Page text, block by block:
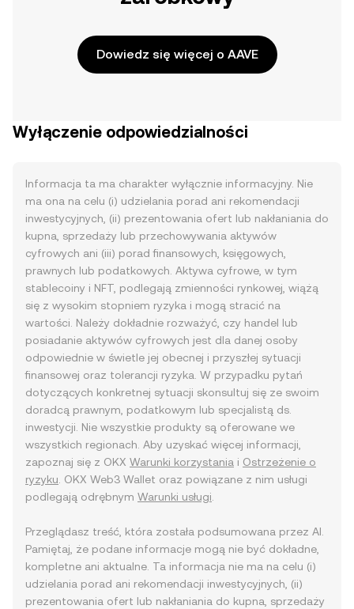
Dowiedz się więcej o AAVE
Wyłączenie odpowiedzialności
Informacja ta ma charakter wyłącznie informacyjny. Nie
ma ona na celu (i) udzielania porad ani rekomendacji
inwestycyjnych, (ii) prezentowania ofert lub nakłaniania do
kupna, sprzedaży lub przechowywania aktywów
cyfrowych ani (iii) porad finansowych, księgowych,
prawnych lub podatkowych. Aktywa cyfrowe, w tym
stablecoiny i NFT, podlegają zmienności rynkowej, wiążą
się z wysokim stopniem ryzyka i mogą stracić na
wartości. Należy dokładnie rozważyć, czy handel lub
posiadanie aktywów cyfrowych jest dla danej osoby
odpowiednie w świetle jej obecnej i przyszłej sytuacji
finansowej oraz tolerancji ryzyka. W przypadku pytań
dotyczących konkretnej sytuacji skonsultuj się ze swoim
doradcą prawnym, podatkowym lub specjalistą ds.
inwestycji. Nie wszystkie produkty są oferowane we
wszystkich regionach. Aby uzyskać więcej informacji,
zapoznaj się z OKX Warunki korzystania i Ostrzeżenie o
ryzyku . OKX Web3 Wallet oraz powiązane z nim usługi
podlegają odrębnym Warunki usługi
Przeglądasz treść, która została podsumowana przez AI.
Pamiętaj, że podane informacje mogą nie być dokładne,
kompletne ani aktualne. Ta informacja nie ma na celu (i)
udzielania porad ani rekomendacji inwestycyjnych, (ii)
prezentowania ofert lub nakłaniania do kupna, sprzedaży